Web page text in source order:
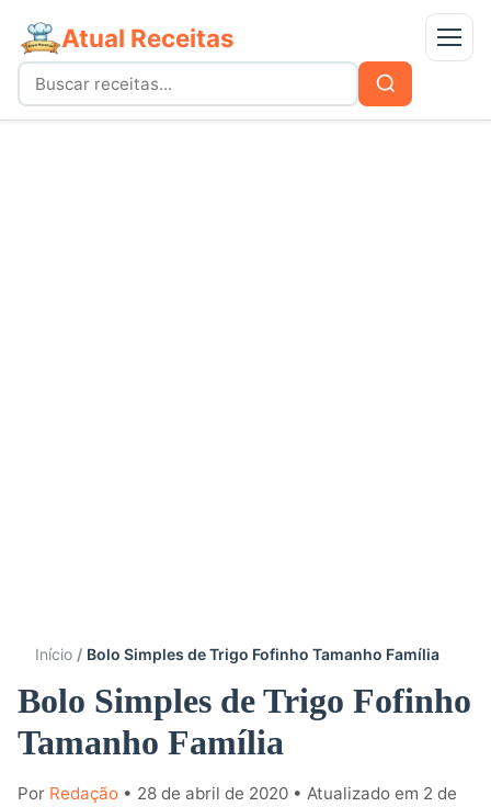
Atual Receitas Menu
Buscar
por:
Buscar
Início Bolo Simples de Trigo Fofinho Tamanho Família
Bolo Simples de Trigo Fofinho
Tamanho Família
Por Redação • 28 de abril de 2020 • Atualizado em 2 de